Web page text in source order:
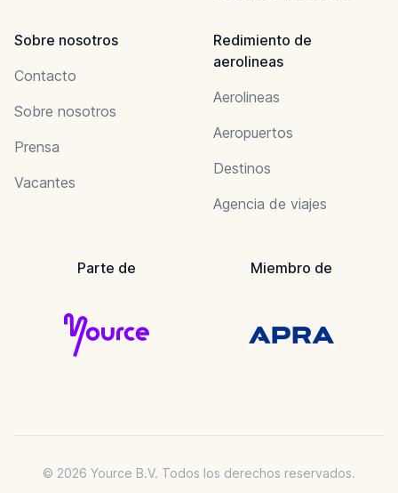
Sobre nosotros
Contacto
Sobre nosotros
Prensa
Vacantes
Redimiento de
aerolineas
Aerolineas
Aeropuertos
Destinos
Agencia de viajes
Parte de Miembro de
© 2026 Yource B.V. Todos los derechos reservados.